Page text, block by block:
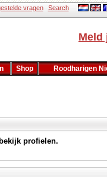
vragen Search
Meld
Shop Roodharigen
bekijk profielen.